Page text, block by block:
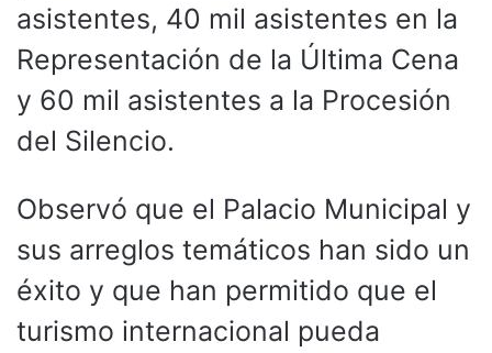
asistentes, 40 mil asistentes en la
Representación de la Última Cena
y 60 mil asistentes a la Procesión
del Silencio.
Observó que el Palacio Municipal y
sus arreglos temáticos han sido un
éxito y que han permitido que el
turismo internacional pueda